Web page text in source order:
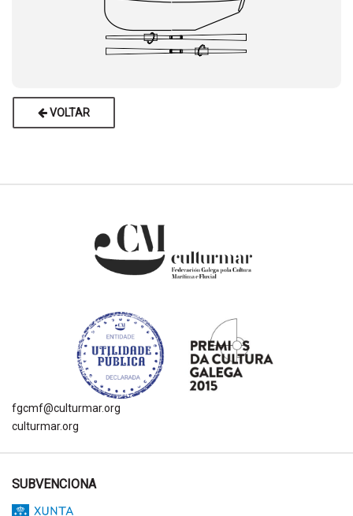
VOLTAR
fgcmf@culturmar.org
culturmar.org
SUBVENCIONA